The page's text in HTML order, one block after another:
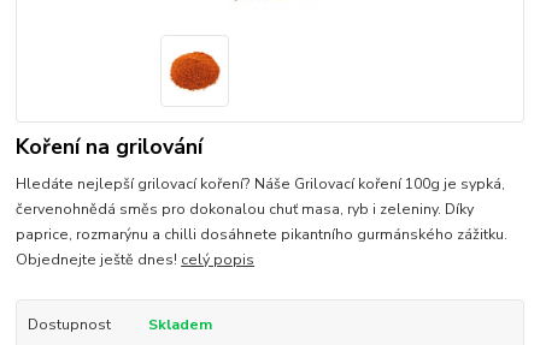
Koření na grilování
Hledáte nejlepší grilovací koření? Náše Grilovací koření 100g je sypká,
červenohnědá směs pro dokonalou chuť masa, ryb i zeleniny. Díky
paprice, rozmarýnu a chilli dosáhnete pikantního gurmánského zážitku.
Objednejte ještě dnes! celý popis
Dostupnost Skladem